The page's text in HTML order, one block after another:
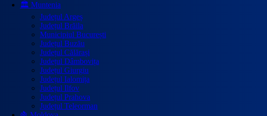
🏛️ Muntenia
Județul Argeș
Județul Brăila
Municipiul București
Județul Buzău
Județul Călărași
Județul Dâmbovița
Județul Giurgiu
Județul Ialomița
Județul Ilfov
Județul Prahova
Județul Teleorman